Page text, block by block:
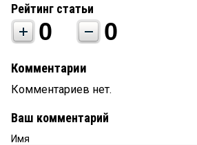
Рейтинг статьи
0 0
Комментарии
Комментариев нет.
Ваш комментарий
Имя